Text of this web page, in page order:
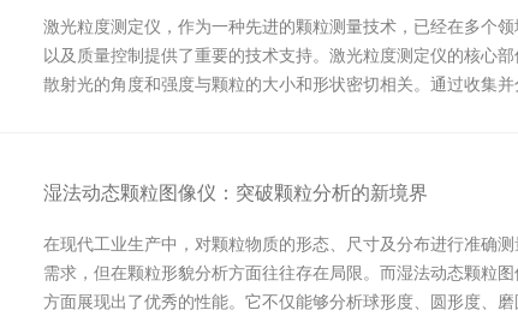
激光粒度测定仪，作为一种先进的颗粒测量技术，已经在多个
以及质量控制提供了重要的技术支持。激光粒度测定仪的核心
散射光的角度和强度与颗粒的大小和形状密切相关。通过收集
湿法动态颗粒图像仪：突破颗粒分析的新境界
在现代工业生产中，对颗粒物质的形态、尺寸及分布进行准确
需求，但在颗粒形貌分析方面往往存在局限。而湿法动态颗粒
方面展现出了优秀的性能。它不仅能够分析球形度、圆形度、